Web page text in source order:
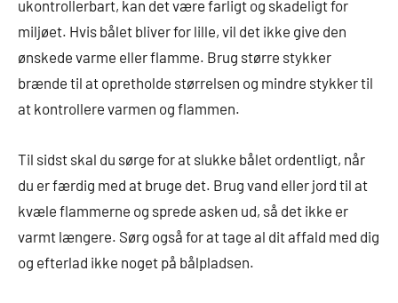
ukontrollerbart, kan det være farligt og skadeligt for
miljøet. Hvis bålet bliver for lille, vil det ikke give den
ønskede varme eller flamme. Brug større stykker
brænde til at opretholde størrelsen og mindre stykker til
at kontrollere varmen og flammen.
Til sidst skal du sørge for at slukke bålet ordentligt, når
du er færdig med at bruge det. Brug vand eller jord til at
kvæle flammerne og sprede asken ud, så det ikke er
varmt længere. Sørg også for at tage al dit affald med dig
og efterlad ikke noget på bålpladsen.